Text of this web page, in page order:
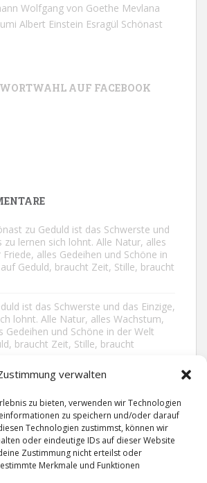
verwalten
zu bieten, verwenden wir Technologien
zu speichern und/oder darauf
Technologien zustimmst, können wir
oder eindeutige IDs auf dieser Website
Zustimmung nicht erteilst oder
Merkmale und Funktionen
Wolfgang von Goethe Mevlana
Albert Einstein Esragül Schönast
WORTWAHL AUF FACEBOOK
zu Geduld ist das Schwerste und
zu lernen sich lohnt. Alle Natur, alles
alles Gedeihen und Schöne in
Geduld, braucht Zeit, Stille, braucht
ist das Schwerste und das Einzige,
lohnt. Alle Natur, alles Wachstum,
Gedeihen und Schöne in der Welt
braucht Zeit, Stille, braucht
Nichts in unserem Leben
ruhiger, wenn man nicht alles
nicht alles glaubt, was man hört
einfach nur lächelt.